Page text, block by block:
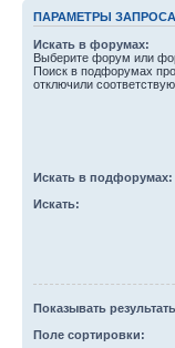
ПАРАМЕТРЫ ЗАПРОСА
Искать в форумах:
Выберите форум или
Поиск в подфорумах
отключили
Искать в подфорумах:
Искать:
Показывать
Поле сортировки: